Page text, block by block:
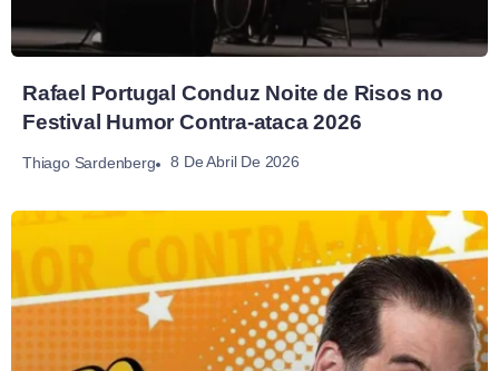
Rafael Portugal Conduz Noite de Risos no
Festival Humor Contra-ataca 2026
Thiago Sardenberg 8 De Abril De 2026